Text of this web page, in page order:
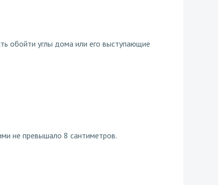
обойти углы дома или его выступающие
не превышало 8 сантиметров.